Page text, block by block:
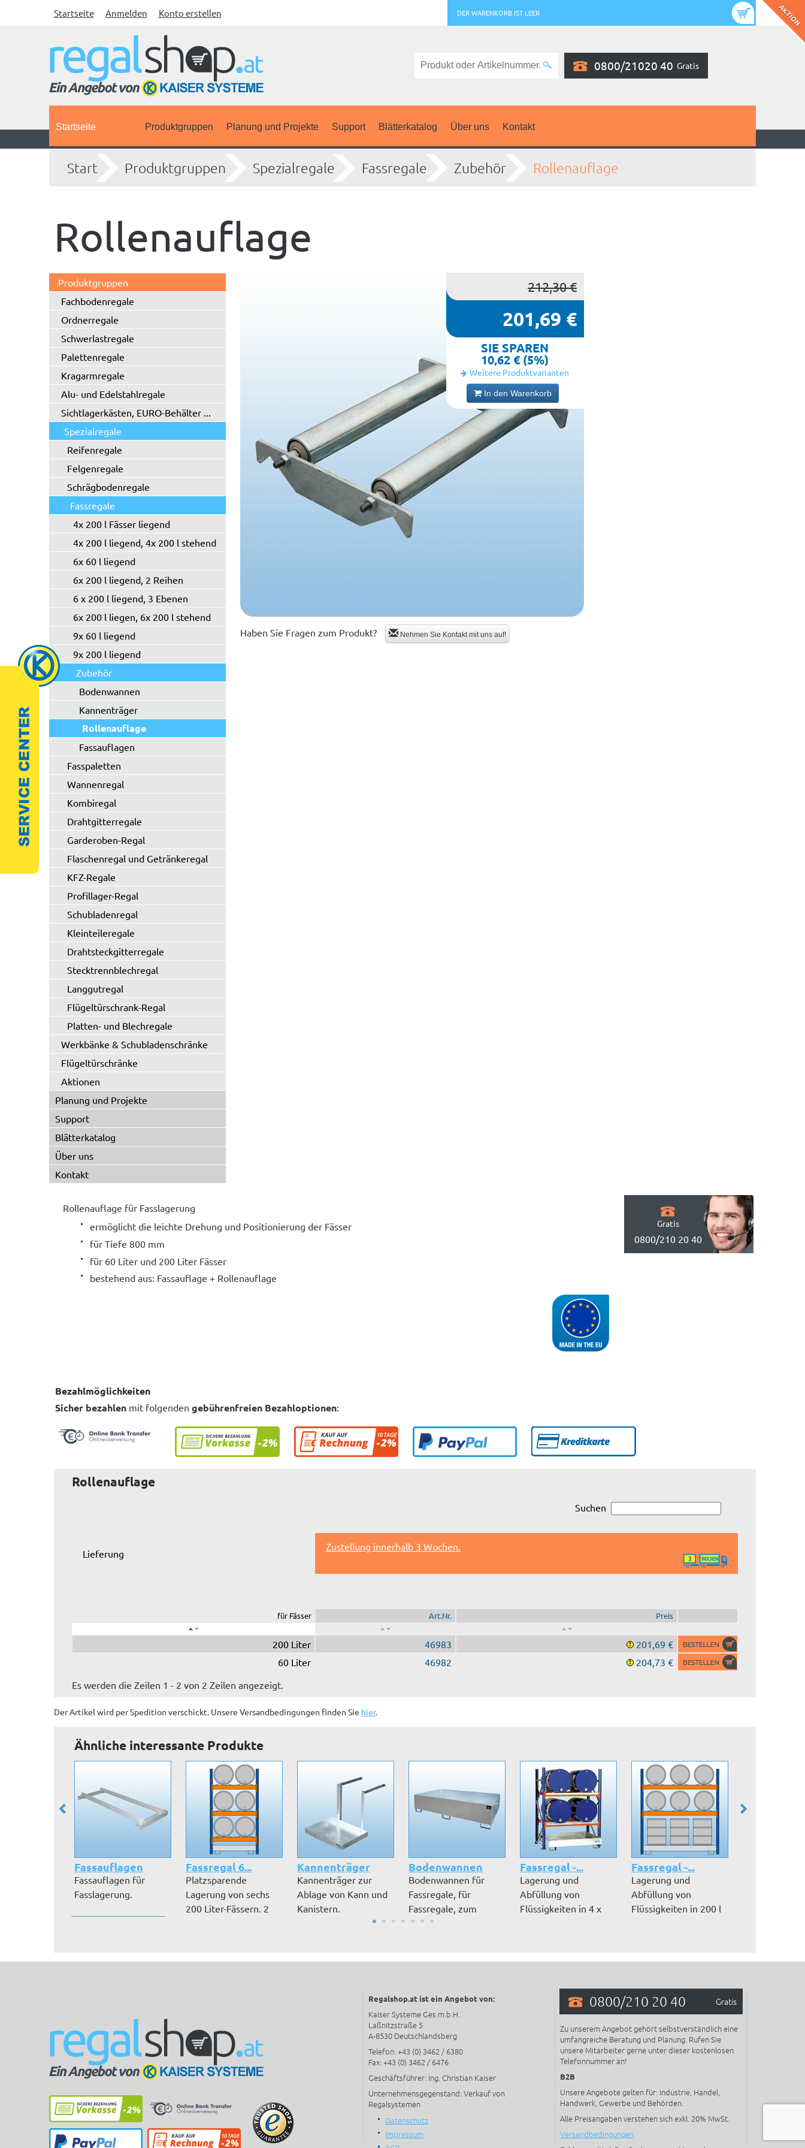
Startseite Anmelden Konto erstellen DER WARENKORB IST LEER
0800/21020 40 Gratis
Startseite Produktgruppen Planung und Projekte Support Blätterkatalog Über uns Kontakt
Start Produktgruppen Spezialregale Fassregale Zubehör Rollenauflage
Rollenauflage
Produktgruppen
Fachbodenregale
Ordnerregale
Schwerlastregale
Palettenregale
Kragarmregale
Alu- und Edelstahlregale
Sichtlagerkästen, EURO-Behälter ...
Spezialregale
Reifenregale
Felgenregale
Schrägbodenregale
Fassregale
4x 200 l Fässer liegend
4x 200 l liegend, 4x 200 l stehend
6x 60 l liegend
6x 200 l liegend, 2 Reihen
6 x 200 l liegend, 3 Ebenen
6x 200 l liegen, 6x 200 l stehend
9x 60 l liegend
9x 200 l liegend
Zubehör
Bodenwannen
Kannenträger
Rollenauflage
Fassauflagen
Fasspaletten
Wannenregal
Kombiregal
Drahtgitterregale
Garderoben-Regal
Flaschenregal und Getränkeregal
KFZ-Regale
Profillager-Regal
Schubladenregal
Kleinteileregale
Drahtsteckgitterregale
Stecktrennblechregal
Langgutregal
Flügeltürschrank-Regal
Platten- und Blechregale
Werkbänke & Schubladenschränke
Flügeltürschränke
Aktionen
Planung und Projekte
Support
Blätterkatalog
Über uns
Kontakt
212,30 €
201,69 €
SIE SPAREN
10,62 € (5%)
Weitere Produktvarianten
In den Warenkorb
Haben Sie Fragen zum Produkt? Nehmen Sie Kontakt mit uns auf!
Rollenauflage für Fasslagerung
ermöglicht die leichte Drehung und Positionierung der Fässer
für Tiefe 800 mm
für 60 Liter und 200 Liter Fässer
bestehend aus: Fassauflage + Rollenauflage
Gratis
0800/210 20 40
Bezahlmöglichkeiten
Sicher bezahlen mit folgenden gebührenfreien Bezahloptionen:
Rollenauflage
Suchen
Lieferung
Zustellung innerhalb 3 Wochen.
für Fässer Art.Nr. Preis
200 Liter 46983
201,69 €
60 Liter
46982
204,73 €
Es werden die Zeilen 1 - 2 von 2 Zeilen angezeigt.
Der Artikel wird per Spedition verschickt. Unsere Versandbedingungen finden Sie hier.
Ähnliche interessante Produkte
Fassauflagen
Fassauflagen für
Fasslagerung.
Fassregal 6...
Platzsparende
Lagerung von sechs
200 Liter-Fässern. 2
Kannenträger
Kannenträger zur
Ablage von Kann und
Kanistern.
Bodenwannen
Bodenwannen für
Fassregale, für
Fassregale, zum
Auffangen von Flüss...
Fassregal -...
Lagerung und
Abfüllung von
Flüssigkeiten in 4 x
Fassregal -...
Lagerung und
Abfüllung von
Flüssigkeiten in 200 l
Regalshop.at ist ein Angebot von:
Kaiser Systeme Ges.m.b.H.
Laßnitzstraße 5
A-8530 Deutschlandsberg
Telefon: +43 (0) 3462 / 6380
Fax: +43 (0) 3462 / 6476
Geschäftsführer: Ing. Christian Kaiser
Unternehmensgegenstand: Verkauf von
Regalsystemen
Datenschutz
Impressum
0800/210 20 40 Gratis
Zu unserem Angebot gehört selbstverständlich eine
umfangreiche Beratung und Planung. Rufen Sie
unsere Mitarbeiter gerne unter dieser kostenlosen
Telefonnummer an!
B2B
Unsere Angebote gelten für: Industrie, Handel,
Handwerk, Gewerbe und Behörden.
Alle Preisangaben verstehen sich exkl. 20% MwSt.
Versandbedingungen